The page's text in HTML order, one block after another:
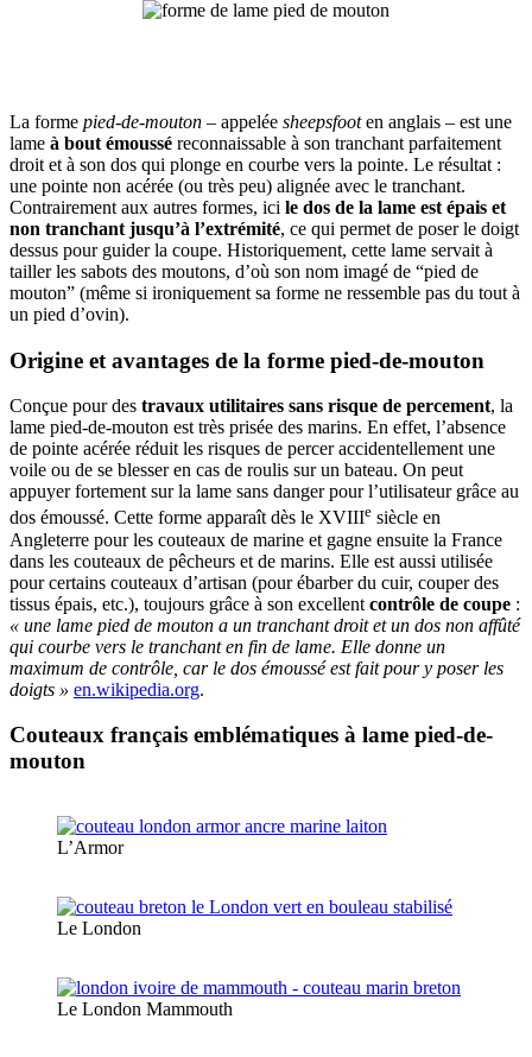
La forme pied-de-mouton – appelée sheepsfooten anglais – est une
lame à bout émoussé reconnaissable à son tranchant parfaitement
droit et à son dos qui plonge en courbe vers la pointe. Le résultat :
une pointe non acérée (ou très peu) alignée avec le tranchant.
Contrairement aux autres formes, ici le dos de la lame est épais et
non tranchant jusqu’à l’extrémité, ce qui permet de poser le doigt
dessus pour guider la coupe. Historiquement, cette lame servait à
tailler les sabots des moutons, d’où son nom imagé de “pied de
mouton” (même si ironiquement sa forme ne ressemble pas du tout à
un pied d’ovin).
Origine et avantages de la forme pied-de-mouton
Conçue pour des travaux utilitaires sans risque de percement, la
lame pied-de-mouton est très prisée des marins. En effet, l’absence
de pointe acérée réduit les risques de percer accidentellement une
voile ou de se blesser en cas de roulis sur un bateau. On peut
appuyer fortement sur la lame sans danger pour l’utilisateur grâce au
dos émoussé. Cette forme apparaît dès le XVIIIe siècle en
Angleterre pour les couteaux de marine et gagne ensuite la France
dans les couteaux de pêcheurs et de marins. Elle est aussi utilisée
pour certains couteaux d’artisan (pour ébarber du cuir, couper des
tissus épais, etc.), toujours grâce à son excellent contrôle de coupe :
« une lame pied de mouton a un tranchant droit et un dos non affûté
qui courbe vers le tranchant en fin de lame. Elle donne un
maximum de contrôle, car le dos émoussé est fait pour y poser les
doigts » en.wikipedia.org.
Couteaux français emblématiques à lame pied-de-
mouton
L’Armor
Le London
Le London Mammouth